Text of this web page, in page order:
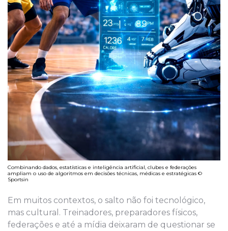
Combinando dados, estatísticas e inteligência artificial, clubes e federações
ampliam o uso de algoritmos em decisões técnicas, médicas e estratégicas ©
Sportsin
Em muitos contextos, o salto não foi tecnológico,
mas cultural. Treinadores, preparadores físicos,
federações e até a mídia deixaram de questionar se